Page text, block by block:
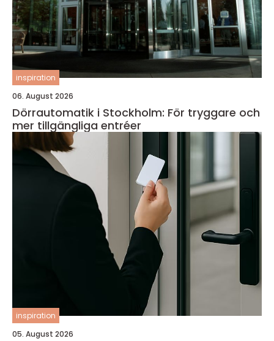
inspiration
06. August 2026
Dörrautomatik i Stockholm: För tryggare och
mer tillgängliga entréer
inspiration
05. August 2026